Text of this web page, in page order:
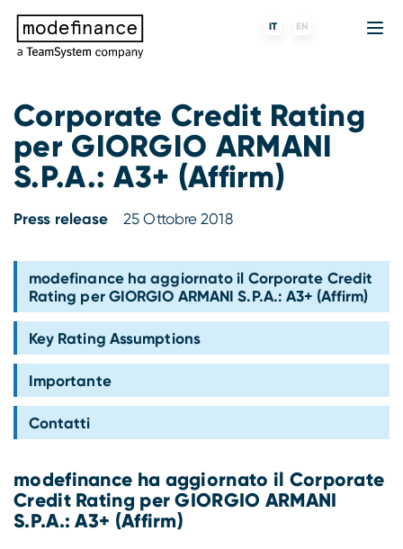
IT EN
Corporate Credit Rating
per GIORGIO ARMANI
S.P.A.: A3+ (Affirm)
Press release 25 Ottobre 2018
modefinance ha aggiornato il Corporate Credit
Rating per GIORGIO ARMANI S.P.A.: A3+ (Affirm)
Key Rating Assumptions
Importante
Contatti
modefinance ha aggiornato il Corporate
Credit Rating per GIORGIO ARMANI
S.P.A.: A3+ (Affirm)
Agenzia di Rating
Rating ESG
Tigran
s-peek
MORE
ForST
Data Science
API & Plug-N-Play
Fintech
Banche e finanziarie
SGR e fondi
Imprese
Chi siamo
Partner e clienti
Blog
Press center
Contatti
Lavora con noi
Compliance